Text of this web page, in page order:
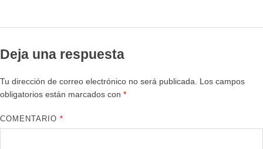
Deja una respuesta
Tu dirección de correo electrónico no será publicada. Los campos
obligatorios están marcados con *
COMENTARIO*